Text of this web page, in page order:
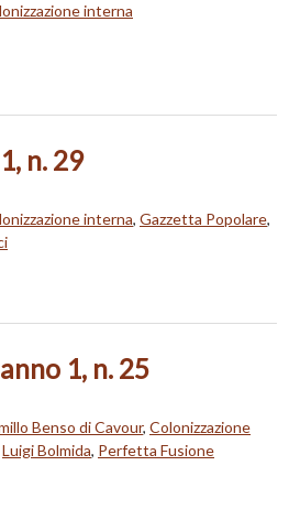
interna
n. 29
interna, Gazzetta Popolare,
1, n. 25
Benso di Cavour, Colonizzazione
Luigi Bolmida, Perfetta Fusione